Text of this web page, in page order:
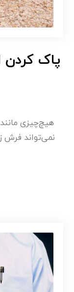
پاک کردن
هیچ‌چیزی
نمی‌تواند فرش